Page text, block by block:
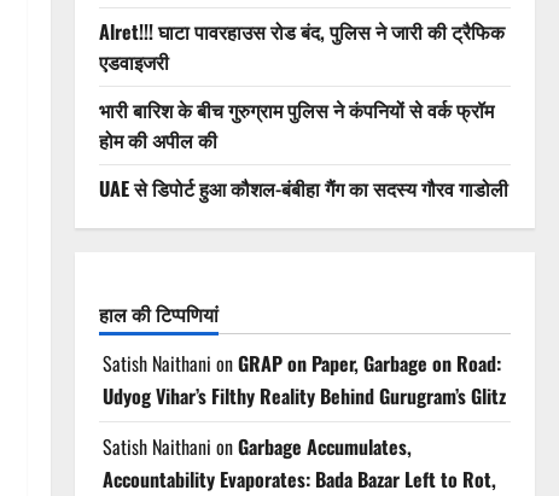
Alret!!! घाटा पावरहाउस रोड बंद, पुलिस ने जारी की ट्रैफिक
एडवाइजरी
भारी बारिश के बीच गुरुग्राम पुलिस ने कंपनियों से वर्क फ्रॉम
होम की अपील की
UAE से डिपोर्ट हुआ कौशल-बंबीहा गैंग का सदस्य गौरव गाडोली
हाल की टिप्पणियां
Satish Naithani onGRAP on Paper, Garbage on Road:
Udyog Vihar’s Filthy Reality Behind Gurugram’s Glitz
Satish Naithani onGarbage Accumulates,
Accountability Evaporates: Bada Bazar Left to Rot,